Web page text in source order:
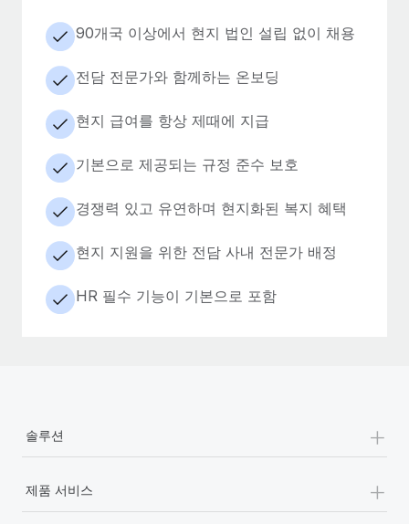
90개국 이상에서 현지 법인 설립 없이 채용
전담 전문가와 함께하는 온보딩
현지 급여를 항상 제때에 지급
기본으로 제공되는 규정 준수 보호
경쟁력 있고 유연하며 현지화된 복지 혜택
현지 지원을 위한 전담 사내 전문가 배정
HR 필수 기능이 기본으로 포함
솔루션 +
제품 서비스 +